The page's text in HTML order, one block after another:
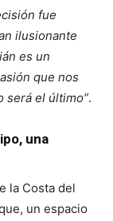
fue
ilusionante
es un
que nos
será el último”.
una
la Costa del
un espacio